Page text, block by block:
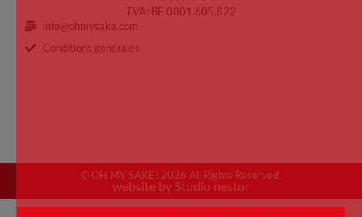
TVA: BE 0801.605.822
info@ohmysake.com
Conditions générales
© OH MY SAKE! 2026 All Rights Reserved.
website by Studio nestor